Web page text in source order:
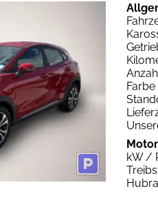
Farbe
kW /